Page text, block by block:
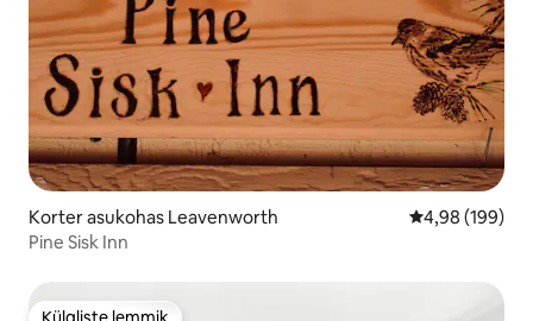
Korter asukohas Leavenworth Keskmine
4,98 (199)
Pine Sisk Inn